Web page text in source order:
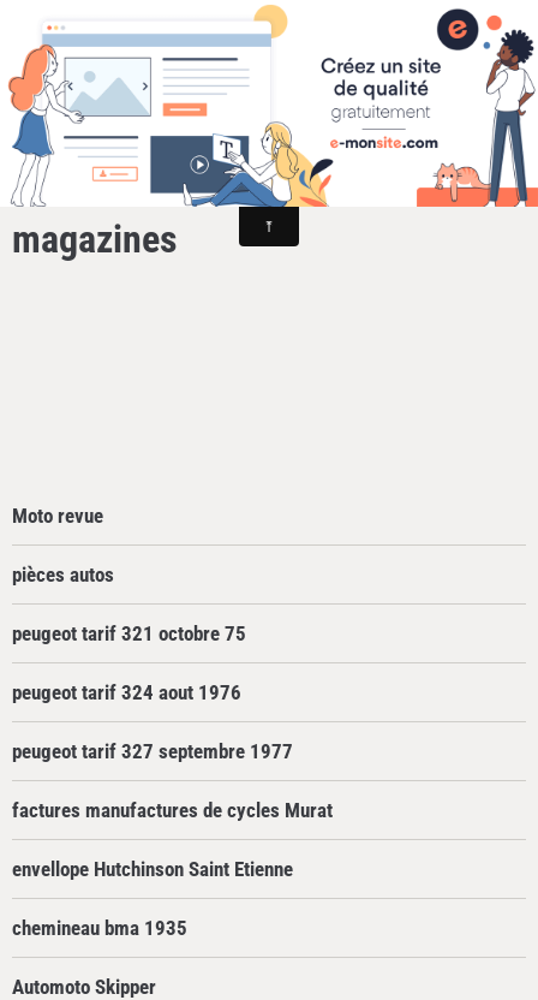
Cyclomoteurs et motos fabriqués dans la Loire
Achats, Ventes, Echange
documentations, livres
magazines
Moto revue
pièces autos
peugeot tarif 321 octobre 75
peugeot tarif 324 aout 1976
peugeot tarif 327 septembre 1977
factures manufactures de cycles Murat
envellope Hutchinson Saint Etienne
chemineau bma 1935
Automoto Skipper